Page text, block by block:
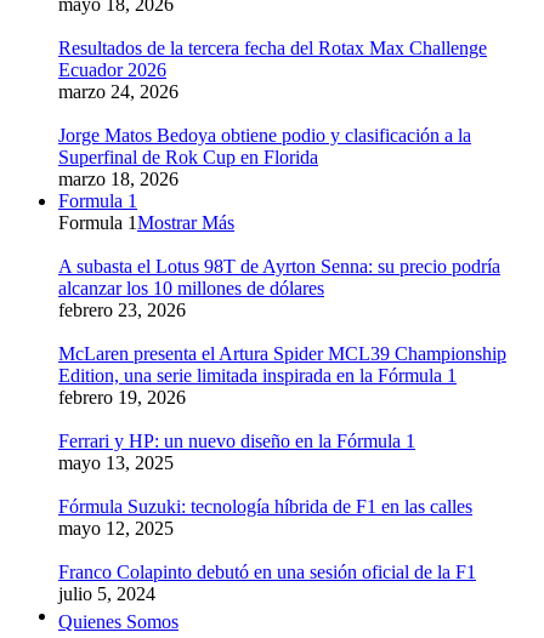
mayo 18, 2026
Resultados de la tercera fecha del Rotax Max Challenge
Ecuador 2026
marzo 24, 2026
Jorge Matos Bedoya obtiene podio y clasificación a la
Superfinal de Rok Cup en Florida
marzo 18, 2026
Formula 1
Formula 1Mostrar Más
A subasta el Lotus 98T de Ayrton Senna: su precio podría
alcanzar los 10 millones de dólares
febrero 23, 2026
McLaren presenta el Artura Spider MCL39 Championship
Edition, una serie limitada inspirada en la Fórmula 1
febrero 19, 2026
Ferrari y HP: un nuevo diseño en la Fórmula 1
mayo 13, 2025
Fórmula Suzuki: tecnología híbrida de F1 en las calles
mayo 12, 2025
Franco Colapinto debutó en una sesión oficial de la F1
julio 5, 2024
Quienes Somos